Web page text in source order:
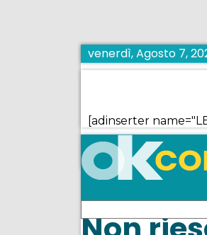
venerdì, Agosto 7,
[adinserter